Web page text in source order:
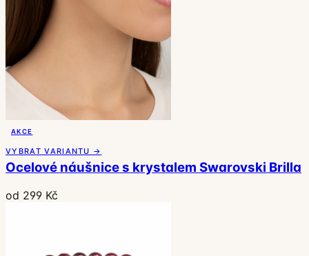
AKCE
VYBRAT VARIANTU →
Ocelové náušnice s krystalem Swarovski Brilla
od 299 Kč